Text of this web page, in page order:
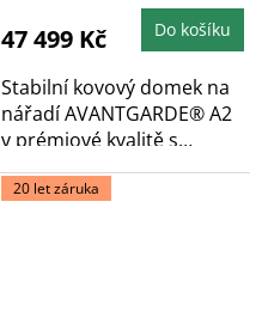
47 499 Kč Do košíku
Stabilní kovový domek na
nářadí AVANTGARDE® A2
v prémiové kvalitě s
pultovou...
20 let záruka